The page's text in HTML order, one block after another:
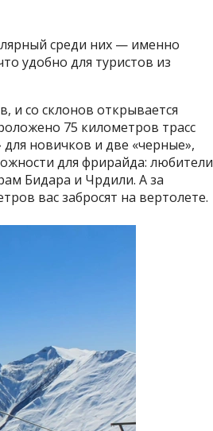
среди них — именно
удобно для туристов из
и со склонов открывается
75 километров трасс
новичков и две «черные»,
для фрирайда: любители
Бидара и Чрдили. А за
вас забросят на вертолете.